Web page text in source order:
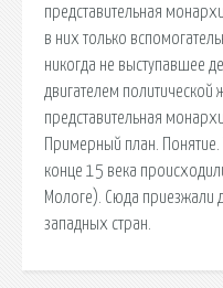
представительная
в них только
никогда не выступавшее
двигателем
представительная
Примерный план.
конце 15 века
Мологе). Сюда приезжали
западных стран.